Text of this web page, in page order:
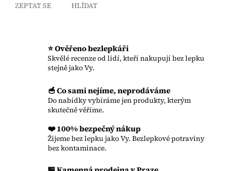
ZEPTAT SE HLÍDAT
⭐ Ověřeno bezlepkáři
Skvělé recenze od lidí, kteří nakupují bez lepku
stejně jako Vy.
🥣 Co sami nejíme, neprodáváme
Do nabídky vybíráme jen produkty, kterým
skutečně věříme.
❤️ 100% bezpečný nákup
Žijeme bez lepku jako Vy. Bezlepkové potraviny
bez kontaminace.